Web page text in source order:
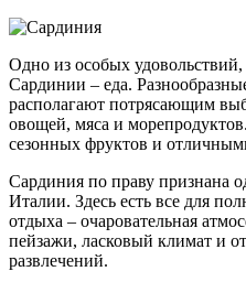
Одно из особых
Сардинии – еда.
располагают потрясающим
овощей, мяса и
сезонных фруктов и
Сардиния по праву признана
Италии. Здесь есть все для
отдыха – очаровательная
пейзажи, ласковый климат и
развлечений.